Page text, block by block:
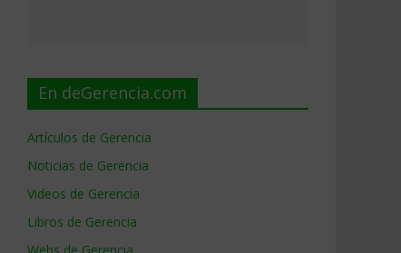
En deGerencia.com
Artículos de Gerencia
Noticias de Gerencia
Videos de Gerencia
Libros de Gerencia